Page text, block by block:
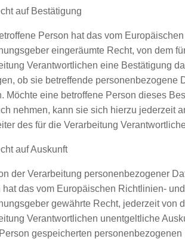
auf Bestätigung
Person hat das vom
eingeräumte Recht, von dem
Verantwortlichen eine Bestätigung
ob sie betreffende personenbezogene
Möchte eine betroffene Person dieses
nehmen, kann sie sich hierzu jederzeit
des für die Verarbeitung
auf Auskunft
der Verarbeitung personenbezogener
hat das vom Europäischen Richtlinien- und
gewährte Recht, jederzeit von
Verantwortlichen unentgeltliche
gespeicherten